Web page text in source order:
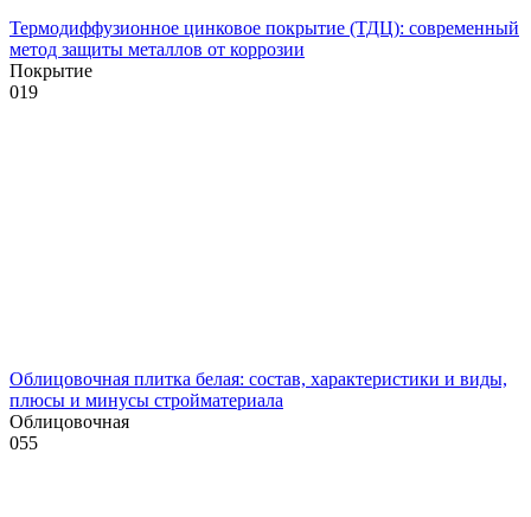
Термодиффузионное цинковое покрытие (ТДЦ): современный
метод защиты металлов от коррозии
Покрытие
019
Облицовочная плитка белая: состав, характеристики и виды,
плюсы и минусы стройматериала
Облицовочная
055